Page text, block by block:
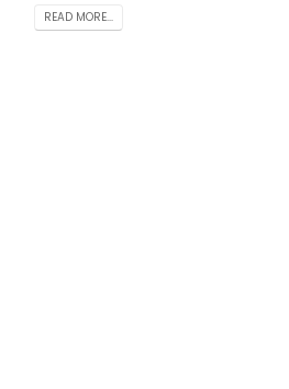
READ MORE...